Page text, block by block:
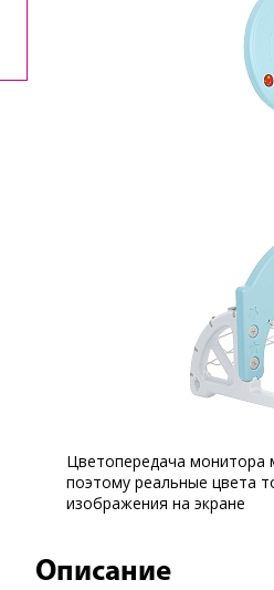
Цветопередача монитора
поэтому реальные цвета
изображения на экране
Описание